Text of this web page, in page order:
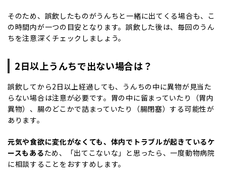
そのため、誤飲したものがうんちと一緒に出てくる場合も、こ
の時間内が一つの目安となります。誤飲した後は、毎回のうん
ちを注意深くチェックしましょう。
2日以上うんちで出ない場合は？
誤飲してから2日以上経過しても、うんちの中に異物が見当た
らない場合は注意が必要です。胃の中に留まっていたり（胃内
異物）、腸のどこかで詰まっていたり（腸閉塞）する可能性が
あります。
元気や食欲に変化がなくても、体内でトラブルが起きているケ
ースもあるため、「出てこないな」と思ったら、一度動物病院
に相談することをおすすめします。